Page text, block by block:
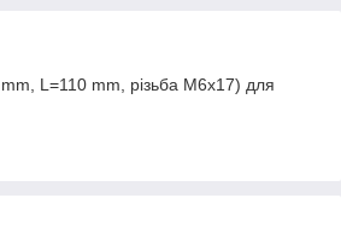
L=110 mm, різьба M6x17) для